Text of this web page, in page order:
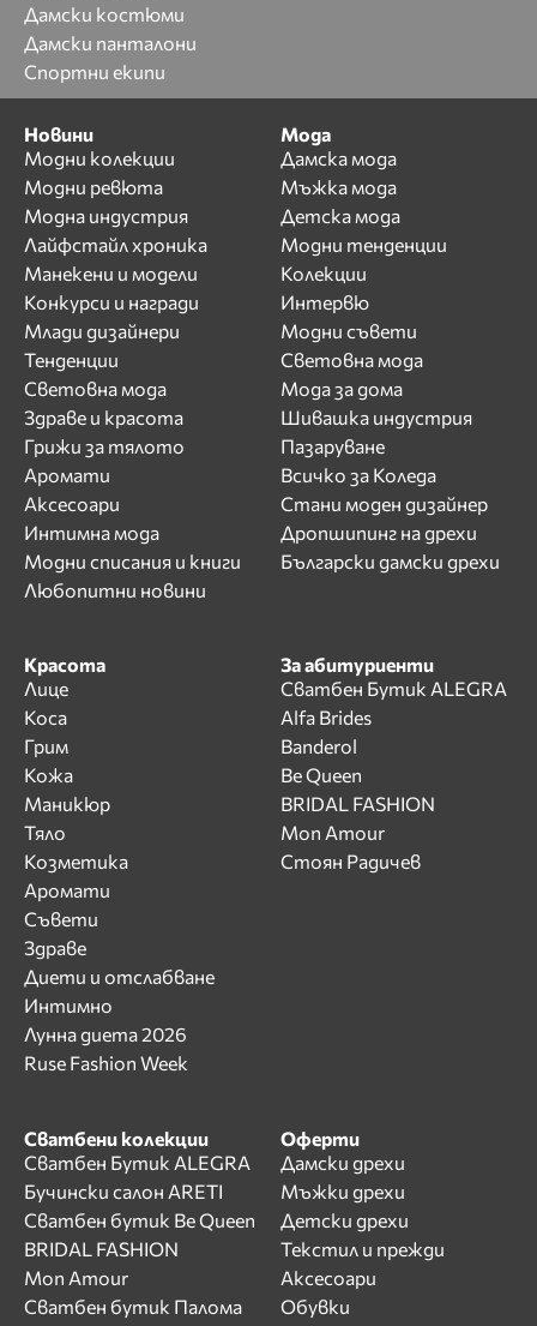
Дамски костюми
Дамски панталони
Спортни екипи
Новини
Модни колекции
Модни ревюта
Модна индустрия
Лайфстайл хроника
Манекени и модели
Конкурси и награди
Млади дизайнери
Тенденции
Световна мода
Здраве и красота
Грижи за тялото
Аромати
Аксесоари
Интимна мода
Модни списания и книги
Любопитни новини
Мода
Дамска мода
Мъжка мода
Детска мода
Модни тенденции
Колекции
Интервю
Модни съвети
Световна мода
Мода за дома
Шивашка индустрия
Пазаруване
Всичко за Коледа
Стани моден дизайнер
Дропшипинг на дрехи
Български дамски дрехи
Красота
Лице
Коса
Грим
Кожа
Маникюр
Тяло
Козметика
Аромати
Съвети
Здраве
Диети и отслабване
Интимно
Лунна диета 2026
Ruse Fashion Week
За абитуриенти
Сватбен Бутик ALEGRA
Alfa Brides
Banderol
Be Queen
BRIDAL FASHION
Mon Amour
Стоян Радичев
Сватбени колекции
Сватбен Бутик ALEGRA
Бучински салон ARETI
Сватбен бутик Be Queen
BRIDAL FASHION
Mon Amour
Сватбен бутик Палома
Оферти
Дамски дрехи
Мъжки дрехи
Детски дрехи
Текстил и прежди
Аксесоари
Обувки